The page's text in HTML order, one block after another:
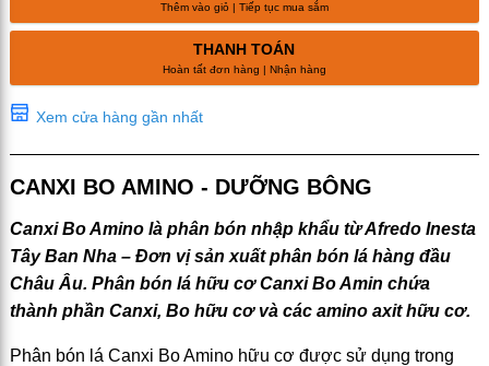
Thêm vào giỏ | Tiếp tục mua sắm
THANH TOÁN
Hoàn tất đơn hàng | Nhận hàng
Xem cửa hàng gần nhất
CANXI BO AMINO - DƯỠNG BÔNG
Canxi Bo Amino là phân bón nhập khẩu từ Afredo Inesta
Tây Ban Nha – Đơn vị sản xuất phân bón lá hàng đầu
Châu Âu. Phân bón lá hữu cơ Canxi Bo Amin chứa
thành phần Canxi, Bo hữu cơ và các amino axit hữu cơ.
Phân bón lá Canxi Bo Amino hữu cơ được sử dụng trong